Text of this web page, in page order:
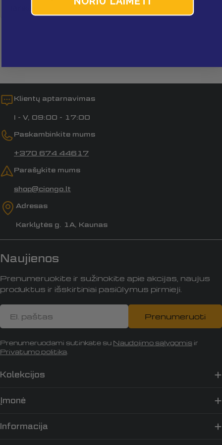
Laukai, pažymėti *, yra privalomi.
Klientų aptarnavimas
I - V, 09:00 - 17:00
Paskambinkite mums
+370 674 44617
Parašykite mums
shop@ciongo.lt
Adresas
Karklytės g. 1A, Kaunas
Kolekcijos
Įmonė
Informacija
Naujienos
Prenumeruokite ir sužinokite apie akcijas, naujus
produktus ir išskirtiniai pasiūlymus pirmieji.
El.
paštas
Prenumeruoti
Prenumeruodami sutinkate su Naudojimo sąlygomis ir
Privatumo politika